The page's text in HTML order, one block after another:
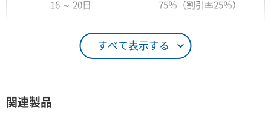
すべて表示する
16 ～ 20日 75％（割引率25％）
26日 ～ 1ヶ月 100％（割引率 0％）
関連製品